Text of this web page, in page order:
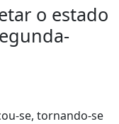
o estado
se, tornando-se